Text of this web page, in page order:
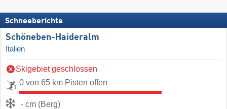
Schneeberichte
Schöneben-Haideralm
Italien
Skigebiet geschlossen
0 von 65 km Pisten offen
- cm (Berg)